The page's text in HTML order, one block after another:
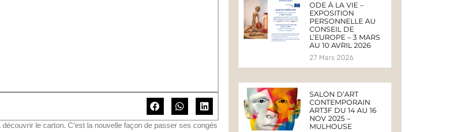
le carton. C’est la nouvelle façon de passer ses congés
ODE À LA VIE –
EXPOSITION
PERSONNELLE AU
CONSEIL DE
L’EUROPE – 3 MARS
AU 10 AVRIL 2026
27 Mars 2026
SALON D’ART
CONTEMPORAIN
ART3F DU 14 AU 16
NOV 2025 –
MULHOUSE